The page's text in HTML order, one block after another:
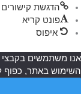
הדגשת קישורים
פונט קריא
איפוס
השימוש באתר, כפוף